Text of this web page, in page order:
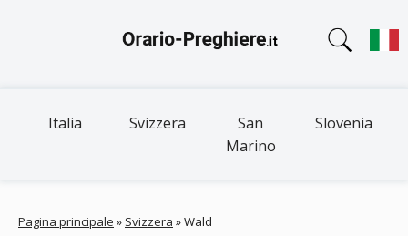
Italia Svizzera
San
Marino
Slovenia
Pagina principale » Svizzera »Wald